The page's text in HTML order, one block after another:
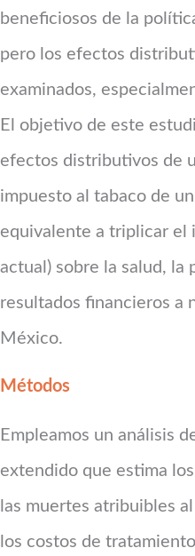
beneficiosos de la
pero los efectos
examinados,
El objetivo de este
efectos distributivos de
impuesto al tabaco de
equivalente a triplicar el
actual) sobre la salud, la
resultados financieros a
México.
Métodos
Empleamos un análisis
extendido que estima
las muertes atribuibles
los costos de